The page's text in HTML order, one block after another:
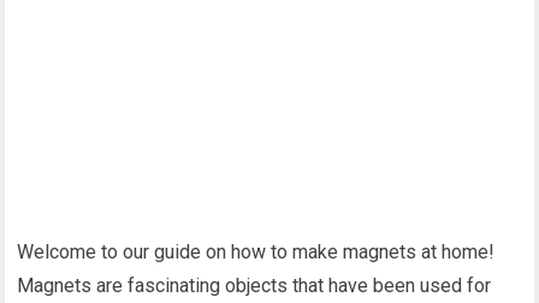
Welcome to our guide on how to make magnets at home!
Magnets are fascinating objects that have been used for